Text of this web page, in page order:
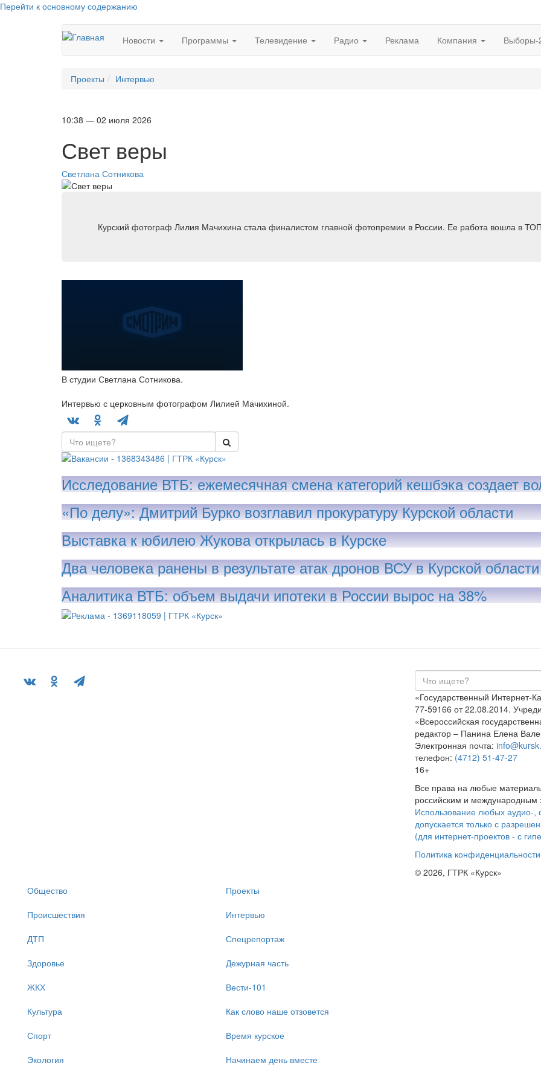
Перейти к основному содержанию
Новости Программы Телевидение Радио Реклама Компания Выборы-
Проекты Интервью
10:38 — 02 июля 2026
Свет веры
Светлана Сотникова
Курский фотограф Лилия Мачихина стала финалистом главной фотопремии в России. Ее работа вошла в
В студии Светлана Сотникова.
Интервью с церковным фотографом Лилией Мачихиной.
Исследование ВТБ: ежемесячная смена категорий кешбэка создает
«По делу»: Дмитрий Бурко возглавил прокуратуру Курской области
Выставка к юбилею Жукова открылась в Курске
Два человека ранены в результате атак дронов ВСУ в Курской области
Аналитика ВТБ: объем выдачи ипотеки в России вырос на 38%
«Государственный
77-59166 от 22.08.2014.
«Всероссийская
редактор – Панина Елена
Электронная почта:
телефон: (4712) 51-47-27
16+
Все права на любые
российским и международным
Использование любых аудио-
допускается только с
(для интернет-проектов - с
Политика конфиденциальности
© 2026, ГТРК «Курск»
Общество
Происшествия
ДТП
Здоровье
ЖКХ
Культура
Спорт
Экология
Проекты
Интервью
Спецрепортаж
Дежурная часть
Вести-101
Как слово наше отзовется
Время курское
Начинаем день вместе